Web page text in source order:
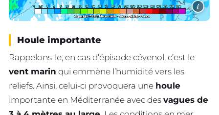
i
Houle importante
Rappelons-le, en cas d’épisode cévenol, c’est le
vent marin qui emmène l’humidité vers les
reliefs. Ainsi, celui-ci provoquera une houle
importante en Méditerranée avec des vagues de